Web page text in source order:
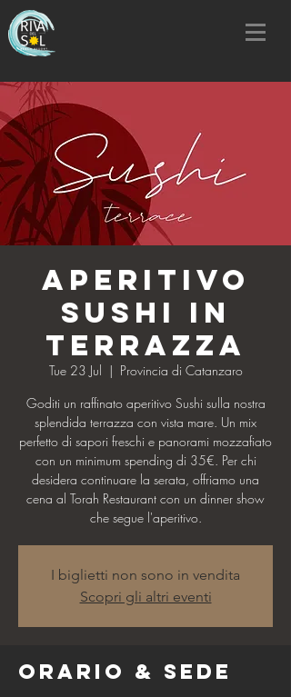
Aperitivo
Sushi in
Terrazza
Tue 23 Jul
  |
Provincia di Catanzaro
Goditi un raffinato aperitivo Sushi sulla nostra
splendida terrazza con vista mare. Un mix
perfetto di sapori freschi e panorami mozzafiato
con un minimum spending di 35€. Per chi
desidera continuare la serata, offriamo una
cena al Torah Restaurant con un dinner show
che segue l'aperitivo.
I biglietti non sono in vendita
Scopri gli altri eventi
Orario & Sede